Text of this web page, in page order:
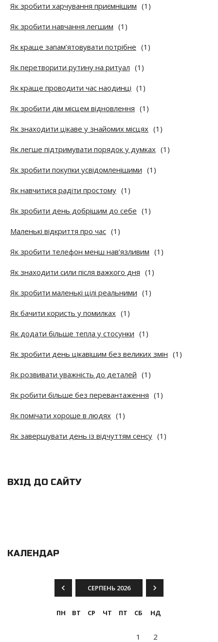
Як зробити харчування приємнішим (1)
Як зробити навчання легшим (1)
Як краще запам’ятовувати потрібне (1)
Як перетворити рутину на ритуал (1)
Як краще проводити час наодинці (1)
Як зробити дім місцем відновлення (1)
Як знаходити цікаве у знайомих місцях (1)
Як легше підтримувати порядок у думках (1)
Як зробити покупки усвідомленішими (1)
Як навчитися радіти простому (1)
Як зробити день добрішим до себе (1)
Маленькі відкриття про час (1)
Як зробити телефон менш нав’язливим (1)
Як знаходити сили після важкого дня (1)
Як зробити маленькі цілі реальними (1)
Як бачити користь у помилках (1)
Як додати більше тепла у стосунки (1)
Як зробити день цікавішим без великих змін (1)
Як розвивати уважність до деталей (1)
Як робити більше без перевантаження (1)
Як помічати хороше в людях (1)
Як завершувати день із відчуттям сенсу (1)
ВХІД ДО САЙТУ
КАЛЕНДАР
СЕРПЕНЬ 2026
ПН ВТ СР ЧТ ПТ СБ НД
1
2